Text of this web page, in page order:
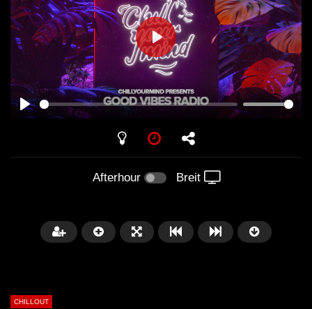
PLAY
PLAY
Afterhour Breit
CHILLOUT